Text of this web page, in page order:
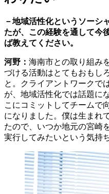
－地域活性化というソーシ
たが、この経験を通して今
ば教えてください。
河野： 海南市との取り組み
づける活動はとてもおもし
と。クライアントワークで
が、地域活性化では話題に
こにコミットしてチームで
になりました。僕は生まれ
たので、いつか地元の宮崎
実行してみたいという気持